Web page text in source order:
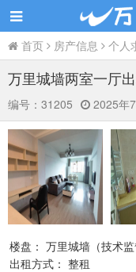
首页 房产信息 个人
万里城墙两室一厅
编号： 31205 2025年
楼盘： 万里城墙（技术监
出租方式： 整租